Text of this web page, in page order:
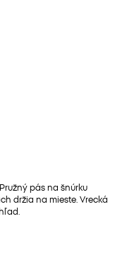
pás na šnúrku
držia na mieste. Vrecká